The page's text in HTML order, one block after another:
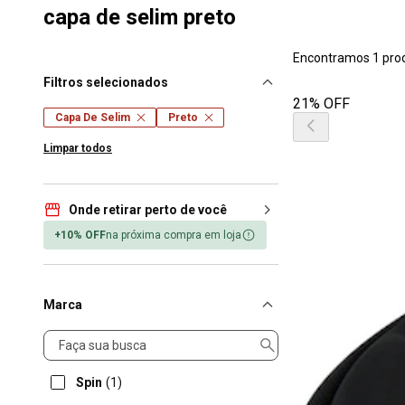
capa de selim preto
Filtros selecionados
Capa De Selim Preto
Limpar todos
Onde retirar perto de você
+10% OFFna próxima compra em loja
Marca
Marca
Spin (1)
Encontramos 1
21% OFF